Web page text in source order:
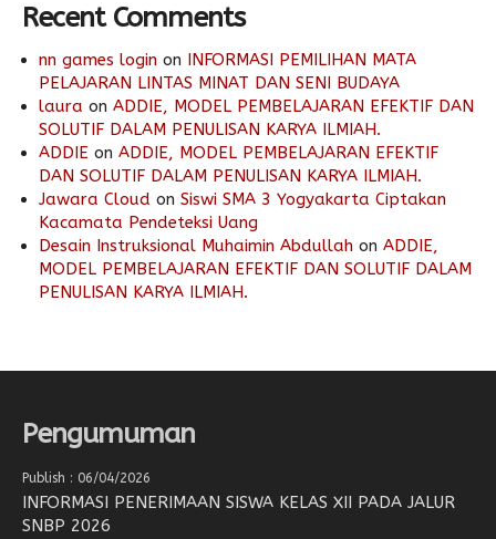
Recent Comments
nn games login on INFORMASI PEMILIHAN MATA
PELAJARAN LINTAS MINAT DAN SENI BUDAYA
laura on ADDIE, MODEL PEMBELAJARAN EFEKTIF DAN
SOLUTIF DALAM PENULISAN KARYA ILMIAH.
ADDIE on ADDIE, MODEL PEMBELAJARAN EFEKTIF
DAN SOLUTIF DALAM PENULISAN KARYA ILMIAH.
Jawara Cloud on Siswi SMA 3 Yogyakarta Ciptakan
Kacamata Pendeteksi Uang
Desain Instruksional Muhaimin Abdullah on ADDIE,
MODEL PEMBELAJARAN EFEKTIF DAN SOLUTIF DALAM
PENULISAN KARYA ILMIAH.
Pengumuman
Publish : 06/04/2026
INFORMASI PENERIMAAN SISWA KELAS XII PADA JALUR
SNBP 2026